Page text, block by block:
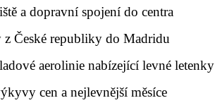
a dopravní spojení do centra
z České republiky do Madridu
aerolinie nabízející levné letenky
cen a nejlevnější měsíce